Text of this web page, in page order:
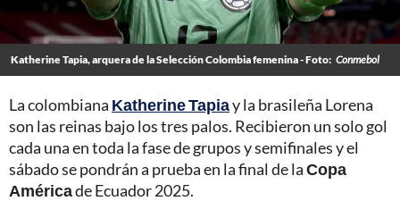
Katherine Tapia, arquera de la Selección Colombia femenina - Foto: Conmebol
La colombiana Katherine Tapiay la brasileña Lorena
son las reinas bajo los tres palos. Recibieron un solo gol
cada una en toda la fase de grupos y semifinales y el
sábado se pondrán a prueba en la final de laCopa
Américade Ecuador 2025.